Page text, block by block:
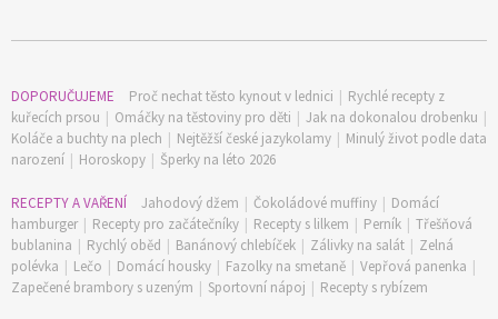
DOPORUČUJEME Proč nechat těsto kynout v lednici | Rychlé recepty z
kuřecích prsou | Omáčky na těstoviny pro děti | Jak na dokonalou drobenku |
Koláče a buchty na plech | Nejtěžší české jazykolamy | Minulý život podle data
narození | Horoskopy | Šperky na léto 2026
RECEPTY A VAŘENÍ Jahodový džem | Čokoládové muffiny | Domácí
hamburger | Recepty pro začátečníky | Recepty s lilkem | Perník | Třešňová
bublanina | Rychlý oběd | Banánový chlebíček | Zálivky na salát | Zelná
polévka | Lečo | Domácí housky | Fazolky na smetaně | Vepřová panenka |
Zapečené brambory s uzeným | Sportovní nápoj | Recepty s rybízem